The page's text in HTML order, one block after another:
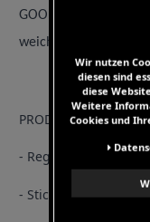
GOODNESS T-Shirt
weichem
PRODUKT DETAILS
- Regular Fit
- Stick Logo
Wir nutzen
diesen sind
diese
Weitere
Cookies und